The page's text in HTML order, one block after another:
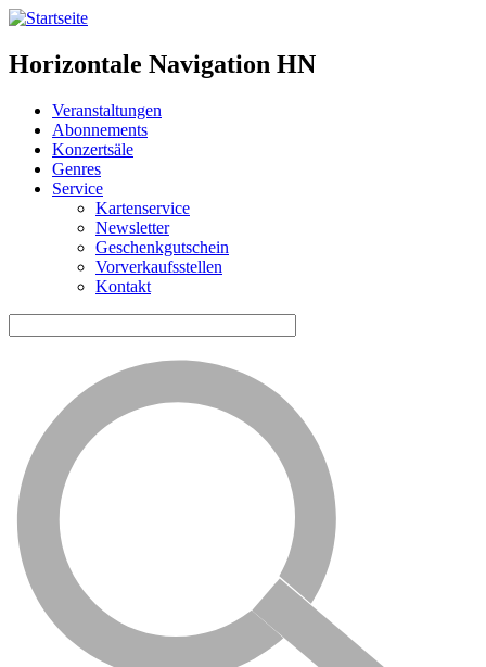
Horizontale Navigation HN
Veranstaltungen
Abonnements
Konzertsäle
Genres
Service
Kartenservice
Newsletter
Geschenkgutschein
Vorverkaufsstellen
Kontakt